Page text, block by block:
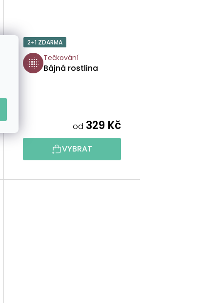
2+1 ZDARMA
Tečkování
Bájná rostlina
od 329 Kč
VYBRAT